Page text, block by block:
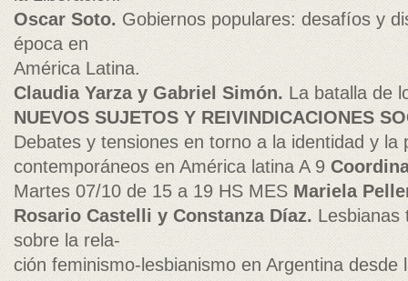
Oscar Soto. Gobiernos populares: desafíos y
época en
América Latina.
Claudia Yarza y Gabriel Simón.La batalla de
NUEVOS SUJETOS Y REIVINDICACIONES
Debates y tensiones en torno a la identidad y la
contemporáneos en América latina A 9
Martes 07/10 de 15 a 19 HS MES Mariela
Rosario Castelli y Constanza Díaz.Lesbianas
sobre la rela-
ción feminismo-lesbianismo en Argentina desde